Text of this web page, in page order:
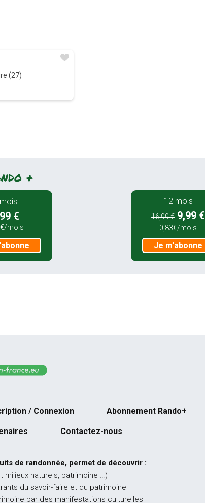
(27)
+
€
mois
12 mois
16,99 € 9,99 €
0,83€/mois
Je m'abonne
/ Connexion Abonnement Rando+
Contactez-nous
de randonnée, permet de découvrir :
naturels, patrimoine …)
du savoir-faire et du patrimoine
par des manifestations culturelles